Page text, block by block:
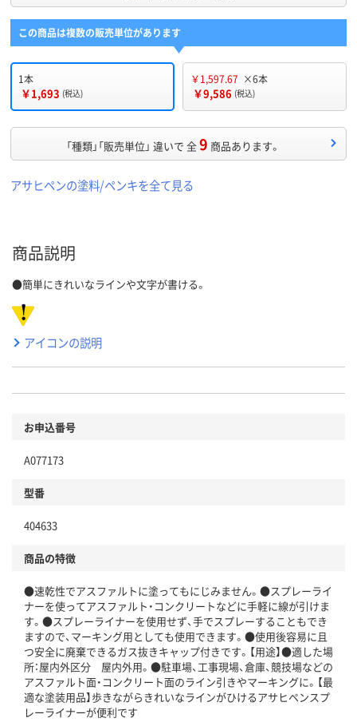
この商品は複数の販売単位があります
1本
￥1,693 (税込)
￥1,597.67 ×6本
￥9,586 (税込)
「種類」「販売単位」 違いで 全9 商品あります。
アサヒペンの塗料/ペンキを全て見る
商品説明
●簡単にきれいなラインや文字が書ける。
アイコンの説明
お申込番号
A077173
型番
404633
商品の特徴
●速乾性でアスファルトに塗ってもにじみません。●スプレーライ
ナーを使ってアスファルト・コンクリートなどに手軽に線が引けま
す。●スプレーライナーを使用せず、手でスプレーすることもでき
ますので、マーキング用としても使用できます。●使用後容易に且
つ安全に廃棄できるガス抜きキャップ付きです。【用途】●適した場
所：屋内外区分 屋内外用。●駐車場、工事現場、倉庫、競技場などの
アスファルト面・コンクリート面のライン引きやマーキングに。【最
適な塗装用品】歩きながらきれいなラインがひけるアサヒペンスプ
レーライナーが便利です